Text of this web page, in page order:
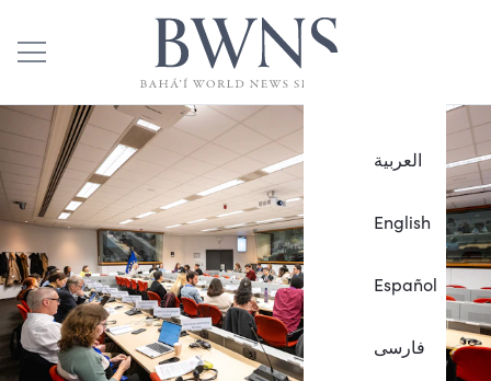
العربية
English
Español
فارسی